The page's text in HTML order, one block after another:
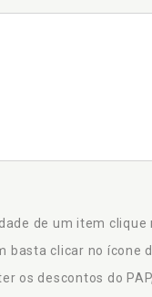
de um item
basta clicar no ícone
os descontos do